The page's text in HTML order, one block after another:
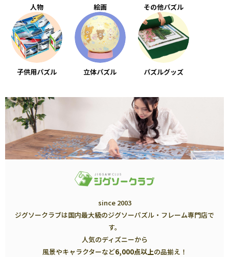
人物 絵画 その他パズル
子供用パズル 立体パズル パズルグッズ
since 2003
ジグソークラブは国内最大級のジグソーパズル・フレーム専門店で
す。
人気のディズニーから
風景やキャラクターなど6,000点以上の品揃え！